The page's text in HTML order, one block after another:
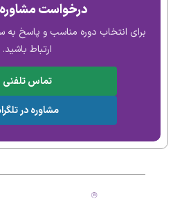
درخواست مشاوره
برای انتخاب دوره مناسب و پاسخ به
ارتباط باشید.
تماس تلفنی
مشاوره در